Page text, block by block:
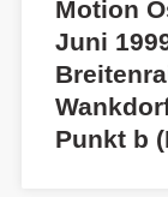
Motion
Juni
Punkt b